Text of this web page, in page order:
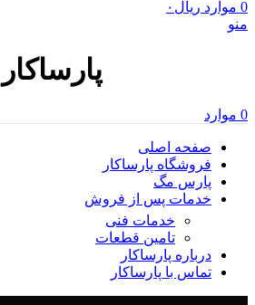
0 موارد ریال ۰
منو
پارساکار
0 موارد
صفحه اصلی
فروشگاه پارساکار
پارس مگ
خدمات پس از فروش
خدمات فنی
تامین قطعات
درباره پارساکار
تماس با پارساکار